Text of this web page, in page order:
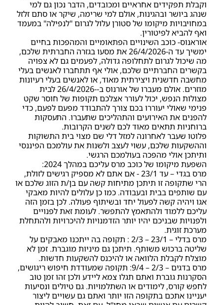
וקבלת תפקידים אחראיים ומכובדים, הדבר נכון גם למי
שנהג ביושר ובהגינות, אולם למי שרימה, שיקר או סתם זלזל
במחויבויות מיקומו של סטורן עלול לגרום "לנפילה" במעמד
ואף להביא לפיטורין.
אוראנוס- כוכב השינויים הפתאומיים והמהפכות בחיים
ימשיך עד ה-26/4/2026 את מסעו בגזרה החברתית שלכם,
מה שיכול לגרום לתחלופה גדולה, לפעמים גם לא צפויה
בקשרים החברתיים שלכם, אולי אף תתחברו לאנשים בעלי
מחשבה חדשנית ויצירתית מאוד, או לאנשים בעלי רעיונות
מוזרים. אולם מעברו של אורנוס ב--26/4/2026 לבית
מצולות הנפש, יכול לעורר אצלכם תקופות של חוסר שקט
פנימי שאולי יעוררו בכם צורך להתבודד מפעם לפעם, כדי
להפנים את האירועים והתהליכים שתעברו. התעסקות
ברוחניות תתאים מאוד לכם לשנים הקרובות.
פלוטו שעבר לאחרונה למזל דלי שם מצוי בית התשוקות
וההשקעות שלכם, עשוי לעצב ולשנות את עולמכם הפיננסי
ותיתכן אולי מהפכה בעולמכם הרגשי.
השפעת מיקומו של כוכב מרס עליכם במהלך 2024:
מרס בגדי – עד 23/1 - אם אתם לא מספיק רגישים לזולת,
הרי שתקופה זו תיתכן מתיחות קשה עם בן/ת הזוג שלכם או
עם שותפים בבית ובעבודה. כמו כן עלולים להיות מאבקי
אגו ויהיה קשה לפעול יחד ובשיתוף פעולה. לכן בזמן הזה
עליכם ללמוד ולהתאמץ להתפשר. לעומת זאת לפנויים
ולפנויות שבניכם יהיו יותר הזדמנויות להיכרויות ולהתחלת
מערכת זוגית.
מרס בדלי – 23/1 – 2/3 : תקופה בה ייתכנו מאבקים על
שליטה ברכוש משותף. תיתכן גם מיניות מוגברת. זמן לא
מוצלח לקבלת הלוואה או להיכנס להשקעות חדשות.
מרס בדגים – 2/3 – 9/4: תקופה שמעודדת חיפוש ריגושים,
הסקרנות גוברת ואתם תגלו צמא ליידע ולכן זהו זמן טוב
לחפש קורס, לימודים או השתלמויות. גם טיולים ונסיעות
יעניינו אתכם בתקופה הזו יותר ואתם גם עשויים ליצור